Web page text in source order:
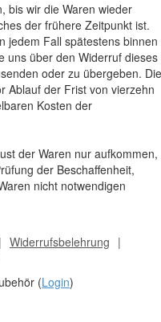
bis wir die Waren wieder
der frühere Zeitpunkt ist.
jedem Fall spätestens binnen
uns über den Widerruf dieses
oder zu übergeben. Die
Ablauf der Frist von vierzehn
Kosten der
der Waren nur aufkommen,
der Beschaffenheit,
nicht notwendigen
Widerrufsbelehrung
(Login)